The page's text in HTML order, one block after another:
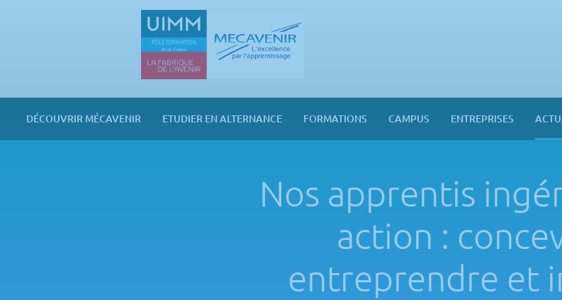
Panneau de gestion des cookies
Mecavenir
DÉCOUVRIR MÉCAVENIR ETUDIER EN ALTERNANCE FORMATIONS CAMPUS ENTREPRISES
Nos apprentis
action :
entreprendre et